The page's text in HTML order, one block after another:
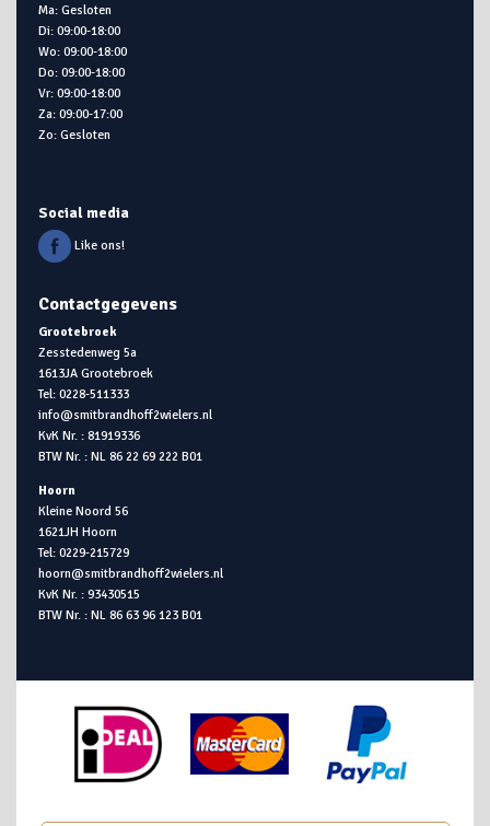
Ma: Gesloten
Di: 09:00-18:00
Wo: 09:00-18:00
Do: 09:00-18:00
Vr: 09:00-18:00
Za: 09:00-17:00
Zo: Gesloten
Social media
Like ons!
Contactgegevens
Grootebroek
Zesstedenweg 5a
1613JA Grootebroek
Tel: 0228-511333
info@smitbrandhoff2wielers.nl
KvK Nr. : 81919336
BTW Nr. : NL 86 22 69 222 B01
Hoorn
Kleine Noord 56
1621JH Hoorn
Tel: 0229-215729
hoorn@smitbrandhoff2wielers.nl
KvK Nr. : 93430515
BTW Nr. : NL 86 63 96 123 B01